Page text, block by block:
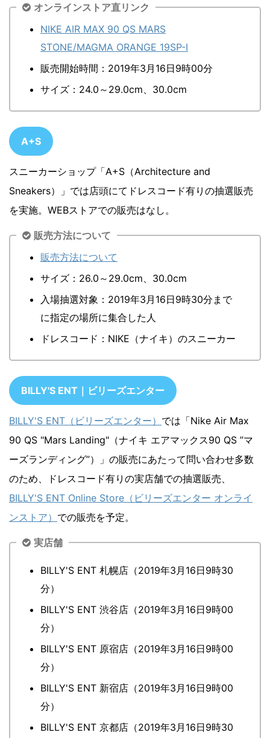
オンラインストア直リンク
NIKE AIR MAX 90 QS MARS
STONE/MAGMA ORANGE 19SP-I
販売開始時間：2019年3月16日9時00分
サイズ：24.0～29.0cm、30.0cm
A+S
スニーカーショップ「A+S（Architecture and
Sneakers）」では店頭にてドレスコード有りの抽選販売
を実施。WEBストアでの販売はなし。
販売方法について
販売方法について
サイズ：26.0～29.0cm、30.0cm
入場抽選対象：2019年3月16日9時30分まで
に指定の場所に集合した人
ドレスコード：NIKE（ナイキ）のスニーカー
BILLY'S ENT｜ビリーズエンター
BILLY'S ENT（ビリーズエンター） では「Nike Air Max
90 QS "Mars Landing"（ナイキ エアマックス90 QS ”マ
ーズランディング”）」の販売にあたって問い合わせ多数
のため、ドレスコード有りの実店舗での抽選販売、
BILLY'S ENT Online Store（ビリーズエンター オンライ
ンストア） での販売を予定。
実店舗
BILLY'S ENT 札幌店（2019年3月16日9時30
分）
BILLY'S ENT 渋谷店（2019年3月16日9時00
分）
BILLY'S ENT 原宿店（2019年3月16日9時00
分）
BILLY'S ENT 新宿店（2019年3月16日9時00
分）
BILLY'S ENT 京都店（2019年3月16日9時30